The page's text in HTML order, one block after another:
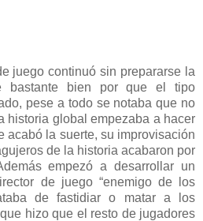
juego continuó sin prepararse la
bastante bien por que el tipo
pese a todo se notaba que no
historia global empezaba a hacer
acabó la suerte, su improvisación
de la historia acabaron por
empezó a desarrollar un
de juego “enemigo de los
de fastidiar o matar a los
hizo que el resto de jugadores